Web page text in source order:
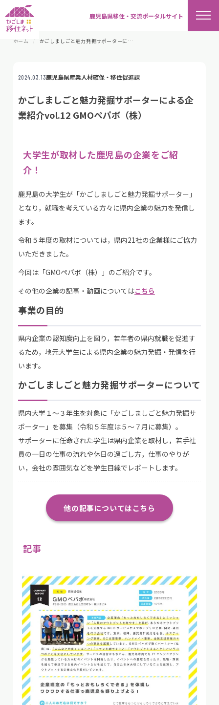
鹿児島県移住・交流ポータルサイト
ホーム かごしましごと魅力発掘サポーターによる企業紹介vol.12 GMOペパボ（株）
2024.03.13鹿児島県産業人材確保・移住促進課
かごしましごと魅力発掘サポーターによる企
業紹介vol.12 GMOペパボ（株）
大学生が取材した鹿児島の企業をご紹
介！
鹿児島の大学生が「かごしましごと魅力発掘サポーター」
となり，就職を考えている方々に県内企業の魅力を発信し
ます。
令和５年度の取材については，県内21社の企業様にご協力
いただきました。
今回は「GMOペパボ（株）」のご紹介です。
その他の企業の記事・動画についてはこちら
事業の目的
県内企業の認知度向上を図り，若年者の県内就職を促進す
るため，地元大学生による県内企業の魅力発掘・発信を行
います。
かごしましごと魅力発掘サポーターについて
県内大学１～３年生を対象に「かごしましごと魅力発掘サ
ポーター」を募集（令和５年度は５～７月に募集）。
サポーターに任命された学生は県内企業を取材し，若手社
員の一日の仕事の流れや休日の過ごし方，仕事のやりが
い，会社の雰囲気などを学生目線でレポートします。
他の記事についてはこちら
記事